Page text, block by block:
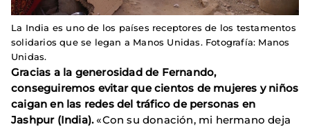
La India es uno de los países receptores de los testamentos
solidarios que se legan a Manos Unidas. Fotografía: Manos
Unidas.
Gracias a la generosidad de Fernando,
conseguiremos evitar que cientos de mujeres y niños
caigan en las redes del tráfico de personas en
Jashpur (India).«Con su donación, mi hermano deja